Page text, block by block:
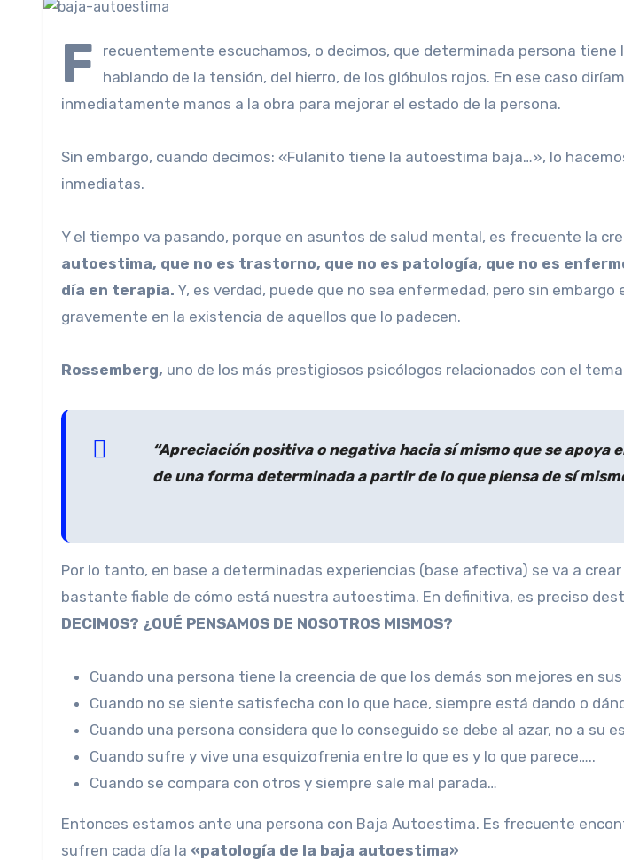
F recuentemente escuchamos, o decimos, que determinada persona tiene
hablando de la tensión, del hierro, de los glóbulos rojos. En ese caso
inmediatamente manos a la obra para mejorar el estado de la persona.
Sin embargo, cuando decimos: «Fulanito tiene la autoestima baja…», lo
inmediatas.
Y el tiempo va pasando, porque en asuntos de salud mental, es frecuente la
autoestima, que no es trastorno, que no es patología, que no es
día en terapia. Y, es verdad, puede que no sea enfermedad, pero sin
gravemente en la existencia de aquellos que lo padecen.
Rossemberg, uno de los más prestigiosos psicólogos relacionados con el
“Apreciación positiva o negativa hacia sí mismo que se
de una forma determinada a partir de lo que piensa de sí
Por lo tanto, en base a determinadas experiencias (base afectiva) se va a
bastante fiable de cómo está nuestra autoestima. En definitiva, es preciso
DECIMOS? ¿QUÉ PENSAMOS DE NOSOTROS MISMOS?
Cuando una persona tiene la creencia de que los demás son mejores en
Cuando no se siente satisfecha con lo que hace, siempre está dando o
Cuando una persona considera que lo conseguido se debe al azar, no a su
Cuando sufre y vive una esquizofrenia entre lo que es y lo que parece…..
Cuando se compara con otros y siempre sale mal parada…
Entonces estamos ante una persona con Baja Autoestima. Es frecuente
sufren cada día la «patología de la baja autoestima»